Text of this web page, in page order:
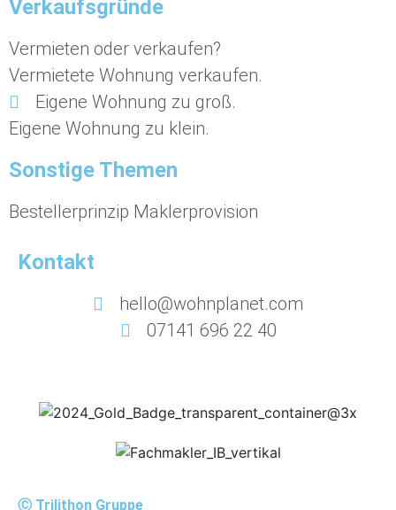
Verkaufsgründe
Vermieten oder verkaufen?
Vermietete Wohnung verkaufen.
Eigene Wohnung zu groß.
Eigene Wohnung zu klein.
Sonstige Themen
Bestellerprinzip Maklerprovision
Kontakt
hello@wohnplanet.com
07141 696 22 40
Ⓒ Trilithon Gruppe